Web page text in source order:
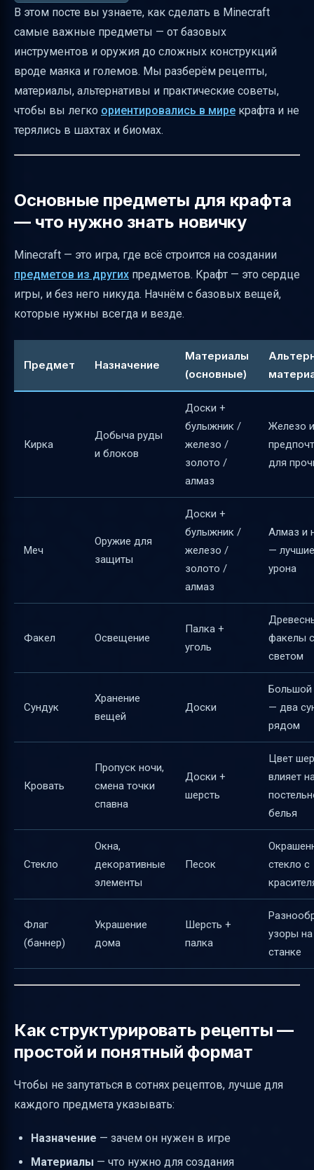
Версии Minecraft и изменения рецептов
Альтернативы материалов — когда что
лучше использовать
Верстак, кузнечный стол и наковальня —
как они работают вместе
Стол зачарования — магия в Minecraft
Големы — защитники вашего мира
Камера хранения — как хранить вещи
удобно
Компас и карта — навигация в мире
Minecraft
Седло — где найти и как использовать
Броня — материалы и улучшения
Крафт сложных предметов — принципы и
Советы и типичные ошибки новичков
Таблица основных предметов и их
В этом посте вы узнаете, как сделать в Minecraft
самые важные предметы — от базовых
инструментов и оружия до сложных конструкций
вроде маяка и големов. Мы разберём рецепты,
материалы, альтернативы и практические советы,
чтобы вы легко ориентировались в мире крафта и не
терялись в шахтах и биомах.
Основные предметы для крафта
— что нужно знать новичку
Minecraft — это игра, где всё строится на создании
предметов из других предметов. Крафт — это сердце
игры, и без него никуда. Начнём с базовых вещей,
которые нужны всегда и везде.
Предмет Назначение
Материалы
(основные)
Кирка
Добыча руды
и блоков
Доски +
булыжник /
железо /
золото /
алмаз
Железо
для
Меч
Оружие для
защиты
Доски +
булыжник /
железо /
золото /
алмаз
Алмаз и
—
урона
Факел Освещение
Палка +
уголь
факелы
светом
Сундук
Хранение
вещей
Доски
Большой
— два
рядом
Кровать
Пропуск ночи,
смена точки
спавна
Доски +
шерсть
Цвет
влияет
белья
Стекло
Окна,
декоративные
элементы
Песок
стекло с
Флаг
(баннер)
Украшение
дома
Шерсть +
палка
узоры
станке
Как структурировать рецепты —
простой и понятный формат
Чтобы не запутаться в сотнях рецептов, лучше для
каждого предмета указывать:
Назначение — зачем он нужен в игре
Материалы — что нужно для создания